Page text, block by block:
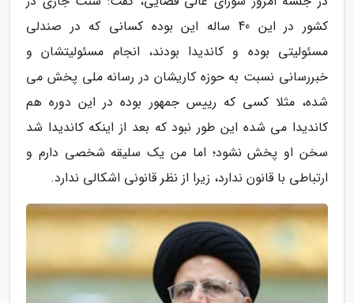
کشور در این 40 ساله این بوده کسانی که در صندلی
مسئولیتی بوده و کاندیدا بودند، انجام مسئولیتشان و
خبررسانی نسبت به حوزه کاریشان در رسانه ملی پخش می
شده، مثلا کسی که رییس جمهور بوده در این دوره هم
کاندیدا می شده این طور نبود که بعد از اینکه کاندیدا شد
سخن او پخش نشود؛ اما من یک سلیقه شخصی دارم و
ارتباطی با قانون ندارد، زیرا از نظر قانونی اشکالی ندارد.